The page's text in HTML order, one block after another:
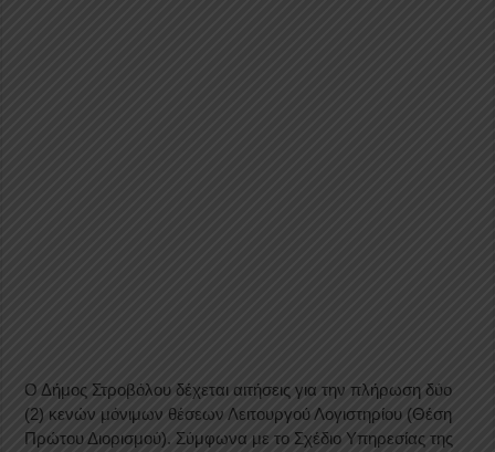
Ο Δήμος Στροβόλου δέχεται αιτήσεις για την πλήρωση δύο
(2) κενών μόνιμων θέσεων Λειτουργού Λογιστηρίου (Θέση
Πρώτου Διορισμού). Σύμφωνα με το Σχέδιο Υπηρεσίας της